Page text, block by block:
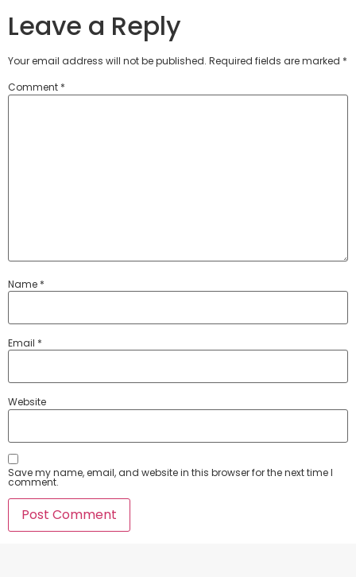
Leave a Reply
Your email address will not be published. Required fields are marked *
Comment *
Name *
Email *
Website
Save my name, email, and website in this browser for the next time I
comment.